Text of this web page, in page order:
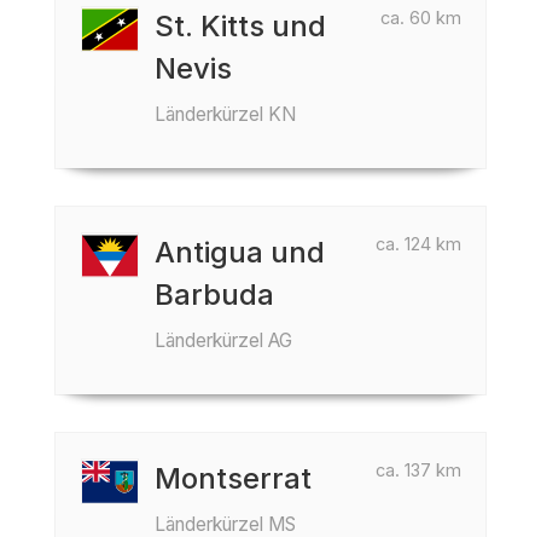
ca. 60 km
St. Kitts und
Nevis
Länderkürzel KN
ca. 124 km
Antigua und
Barbuda
Länderkürzel AG
ca. 137 km
Montserrat
Länderkürzel MS